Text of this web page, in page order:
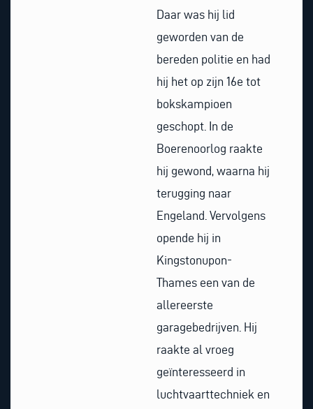
Daar was hij lid
geworden van de
bereden politie en had
hij het op zijn 16e tot
bokskampioen
geschopt. In de
Boerenoorlog raakte
hij gewond, waarna hij
terugging naar
Engeland. Vervolgens
opende hij in
Kingstonupon-
Thames een van de
allereerste
garagebedrijven. Hij
raakte al vroeg
geïnteresseerd in
luchtvaarttechniek en